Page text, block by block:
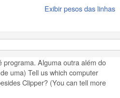
Exibir pesos das linhas
programa. Alguma outra além do
uma) Tell us which computer
Clipper? (You can tell more